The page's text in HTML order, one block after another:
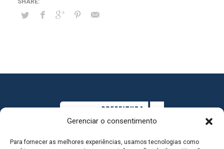
Gerenciar o consentimento
Para fornecer as melhores experiências, usamos tecnologias como